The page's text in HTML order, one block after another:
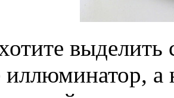
иллюминатор,